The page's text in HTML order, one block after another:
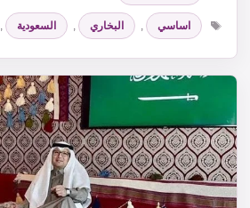
الوسوم
اساسي , البخاري , السعودية ,